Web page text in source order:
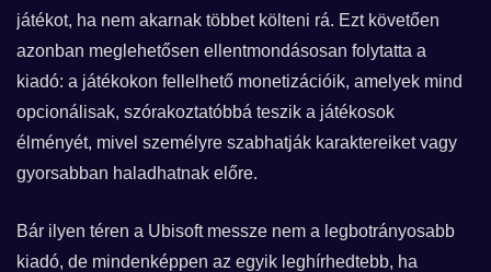
játékot, ha nem akarnak többet költeni rá. Ezt követően
azonban meglehetősen ellentmondásosan folytatta a
kiadó: a játékokon fellelhető monetizációik, amelyek mind
opcionálisak, szórakoztatóbbá teszik a játékosok
élményét, mivel személyre szabhatják karaktereiket vagy
gyorsabban haladhatnak előre.
Bár ilyen téren a Ubisoft messze nem a legbotrányosabb
kiadó, de mindenképpen az egyik leghírhedtebb, ha